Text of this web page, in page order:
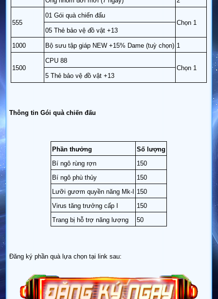
555
01 Gói quà chiến đấu
Chọn 1
05 Thẻ bảo vệ đồ vật +13
1000 Bộ sưu tập giáp NEW +15% Dame (tuỳ chọn) 1
1500
CPU 88
Chọn 1
5 Thẻ bảo vệ đồ vật +13
Thông tin Gói quà chiến đấu
Phần thưởng
Số lượng
Bí ngô rùng rợn
150
Bí ngô phù thủy
150
Lưỡi gươm quyền năng Mk-I
150
Virus tăng trưởng cấp I
150
Trang bị hỗ trợ năng lượng
50
Đăng ký phần quà lựa chọn tại link sau: